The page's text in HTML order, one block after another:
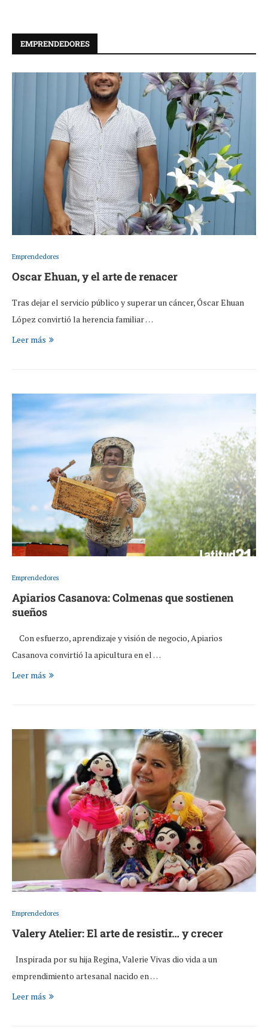
EMPRENDEDORES
Emprendedores
Oscar Ehuan, y el arte de renacer
Tras dejar el servicio público y superar un cáncer, Óscar Ehuan
López convirtió la herencia familiar …
Leer más
Emprendedores
Apiarios Casanova: Colmenas que sostienen
sueños
Con esfuerzo, aprendizaje y visión de negocio, Apiarios
Casanova convirtió la apicultura en el …
Leer más
Emprendedores
Valery Atelier: El arte de resistir… y crecer
Inspirada por su hija Regina, Valerie Vivas dio vida a un
emprendimiento artesanal nacido en …
Leer más